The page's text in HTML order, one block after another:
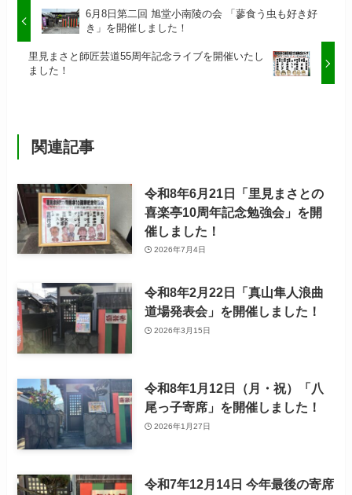
6月8日第二回 旭堂小南陵の会 「蓼食う虫も好き好
き」を開催しました！
里見まさと師匠芸道55周年記念ライブを開催いたし
ました！
関連記事
令和8年6月21日「里見まさとの
喜楽亭10周年記念勉強会」を開
催しました！
2026年7月4日
令和8年2月22日「真山隼人浪曲
道場発表会」を開催しました！
2026年3月15日
令和8年1月12日（月・祝）「八
尾っ子寄席」を開催しました！
2026年1月27日
令和7年12月14日 今年最後の寄席